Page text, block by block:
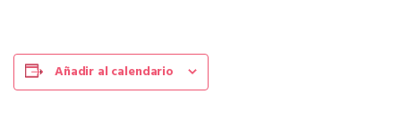
Añadir al calendario